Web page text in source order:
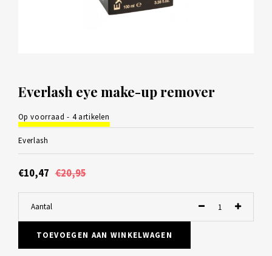
Everlash eye make-up remover
Op voorraad - 4 artikelen
Everlash
€10,47 €20,95
Aantal
TOEVOEGEN AAN WINKELWAGEN